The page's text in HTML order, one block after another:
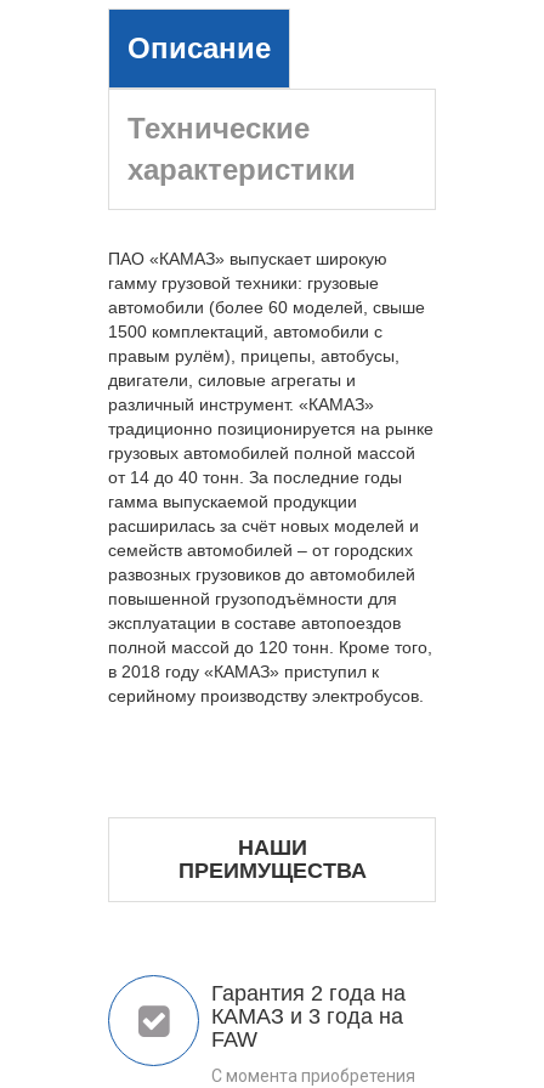
Описание
Технические
характеристики
ПАО «КАМАЗ» выпускает широкую
гамму грузовой техники: грузовые
автомобили (более 60 моделей, свыше
1500 комплектаций, автомобили с
правым рулём), прицепы, автобусы,
двигатели, силовые агрегаты и
различный инструмент. «КАМАЗ»
традиционно позиционируется на рынке
грузовых автомобилей полной массой
от 14 до 40 тонн. За последние годы
гамма выпускаемой продукции
расширилась за счёт новых моделей и
семейств автомобилей – от городских
развозных грузовиков до автомобилей
повышенной грузоподъёмности для
эксплуатации в составе автопоездов
полной массой до 120 тонн. Кроме того,
в 2018 году «КАМАЗ» приступил к
серийному производству электробусов.
НАШИ
ПРЕИМУЩЕСТВА
Гарантия 2 года на
КАМАЗ и 3 года на
FAW
С момента приобретения